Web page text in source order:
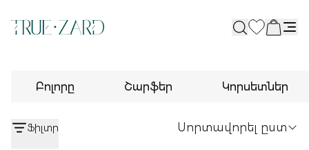
Բոլորը Շարֆեր Կորսետներ
Ֆիլտր Սորտավորել ըստ